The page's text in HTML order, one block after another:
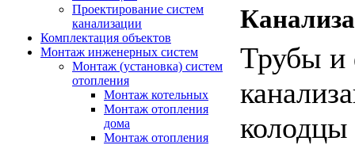
Проектирование систем
канализации
Комплектация объектов
Монтаж инженерных систем
Монтаж (установка) систем
отопления
Монтаж котельных
Монтаж отопления
дома
Монтаж отопления
Трубы и